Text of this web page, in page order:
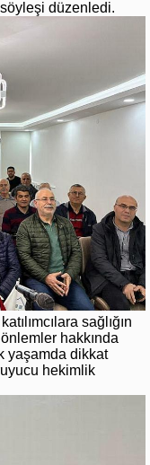
düzenledi.
sağlığın
hakkında
yaşamda dikkat
hekimlik